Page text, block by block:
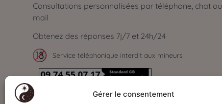
Gérer le consentement
Consultations personnalisées par téléphone, chat ou
mail
Obtenez des réponses 7j/7 et 24h/24
Service téléphonique interdit aux mineurs
Paiements